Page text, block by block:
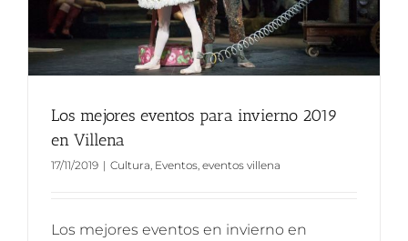
Los mejores eventos para invierno 2019
en Villena
17/11/2019 | Cultura, Eventos, eventos villena
Los mejores eventos en invierno en